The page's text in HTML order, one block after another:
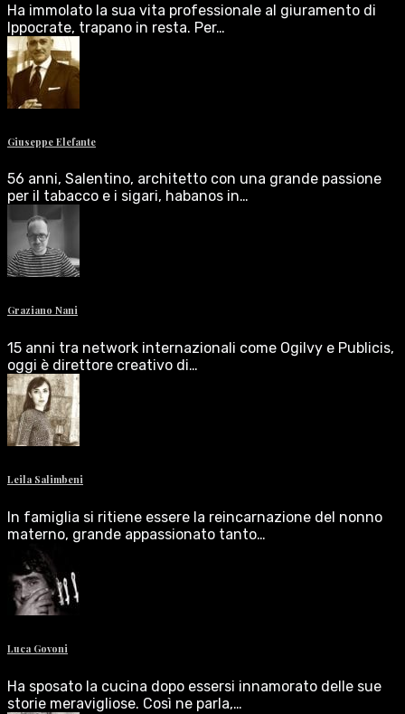
Ha immolato la sua vita professionale al giuramento di
Ippocrate, trapano in resta. Per…
Giuseppe Elefante
56 anni, Salentino, architetto con una grande passione
per il tabacco e i sigari, habanos in…
Graziano Nani
15 anni tra network internazionali come Ogilvy e Publicis,
oggi è direttore creativo di…
Leila Salimbeni
In famiglia si ritiene essere la reincarnazione del nonno
materno, grande appassionato tanto…
Luca Govoni
Ha sposato la cucina dopo essersi innamorato delle sue
storie meravigliose. Così ne parla,…